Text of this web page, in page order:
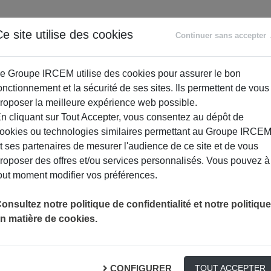
RETRAITE
ACCOMPAGNEMENT
ACTUALITÉ LA GRANDE SEMAINE DE LA PETITE ENFANCE
de la Petite Enfance
site utilise des cookies Continuer sans accepter
Groupe IRCEM utilise des cookies pour assurer le bon
et la sécurité de ses sites. Ils permettent de vous
la meilleure expérience web possible.
cliquant sur Tout Accepter, vous consentez au dépôt de
ou technologies similaires permettant au Groupe IRCEM
ses partenaires de mesurer l'audience de ce site et de vous
des offres et/ou services personnalisés. Vous pouvez à
moment modifier vos préférences.
notre politique de confidentialité et notre politique
matière de cookies.
CONFIGURER TOUT ACCEPTER